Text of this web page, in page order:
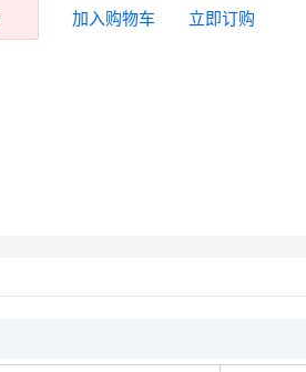
加入购物车 立即订购